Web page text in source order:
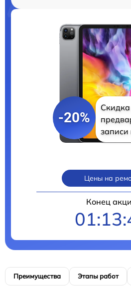
-20%
записи
Цены на
Конец
Преимущества Этапы работ